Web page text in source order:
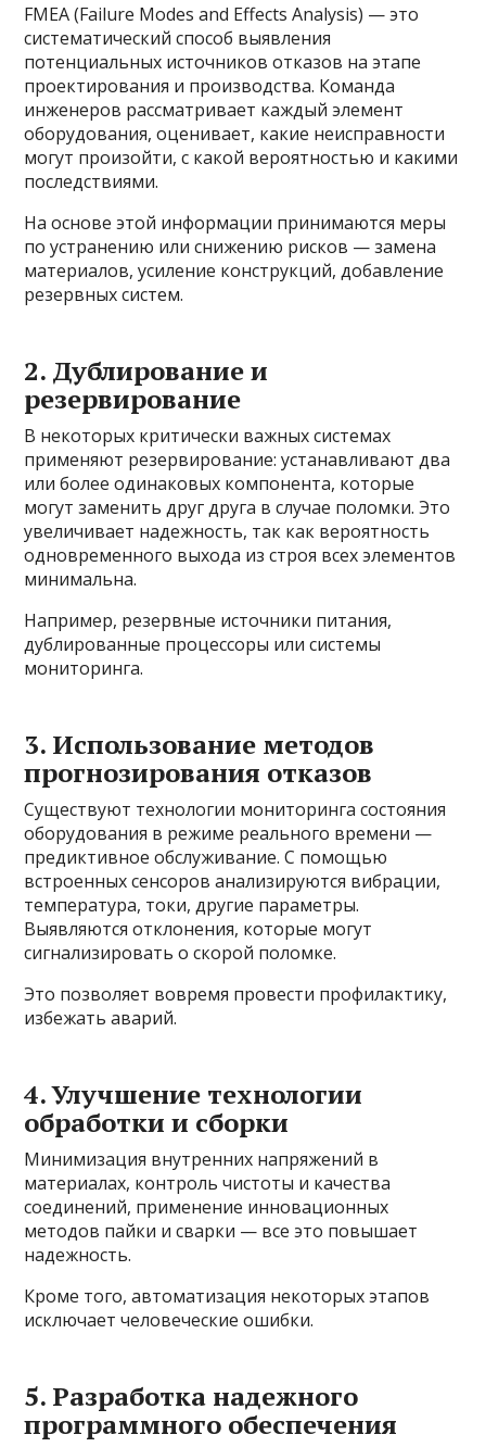
FMEA (Failure Modes and Effects Analysis) — это
систематический способ выявления
потенциальных источников отказов на этапе
проектирования и производства. Команда
инженеров рассматривает каждый элемент
оборудования, оценивает, какие неисправности
могут произойти, с какой вероятностью и какими
последствиями.
На основе этой информации принимаются меры
по устранению или снижению рисков — замена
материалов, усиление конструкций, добавление
резервных систем.
2. Дублирование и
резервирование
В некоторых критически важных системах
применяют резервирование: устанавливают два
или более одинаковых компонента, которые
могут заменить друг друга в случае поломки. Это
увеличивает надежность, так как вероятность
одновременного выхода из строя всех элементов
минимальна.
Например, резервные источники питания,
дублированные процессоры или системы
мониторинга.
3. Использование методов
прогнозирования отказов
Существуют технологии мониторинга состояния
оборудования в режиме реального времени —
предиктивное обслуживание. С помощью
встроенных сенсоров анализируются вибрации,
температура, токи, другие параметры.
Выявляются отклонения, которые могут
сигнализировать о скорой поломке.
Это позволяет вовремя провести профилактику,
избежать аварий.
4. Улучшение технологии
обработки и сборки
Минимизация внутренних напряжений в
материалах, контроль чистоты и качества
соединений, применение инновационных
методов пайки и сварки — все это повышает
надежность.
Кроме того, автоматизация некоторых этапов
исключает человеческие ошибки.
5. Разработка надежного
программного обеспечения